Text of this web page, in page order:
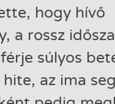
hogy hívő
a rossz
súlyos
hite, az ima